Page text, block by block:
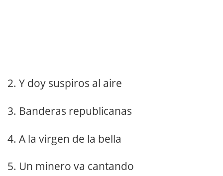
2. Y doy suspiros al aire
3. Banderas republicanas
4. A la virgen de la bella
5. Un minero va cantando